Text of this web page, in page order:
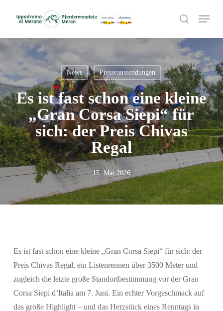
content
search
Menu
News Presseaussendungen
Es ist fast schon eine kleine
„Gran Corsa Siepi“ für
sich: der Preis Chivas
Regal
15. Mai 2026
Es ist fast schon eine kleine „Gran Corsa Siepi“ für sich: der
Preis Chivas Regal, ein Listenrennen über 3500 Meter und
zugleich die letzte große Standortbestimmung vor der Gran
Corsa Siepi d’Italia am 7. Juni. Ein echter Vorgeschmack auf
das große Highlight – und das Herzstück eines Renntags in